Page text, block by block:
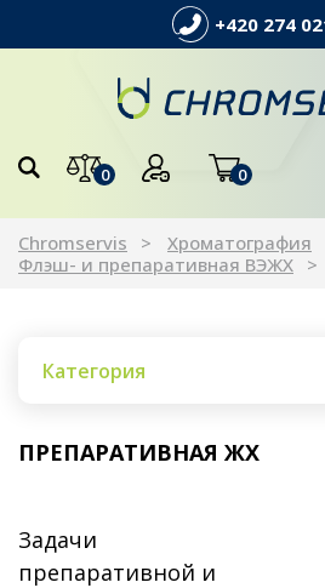
+420 274
0 0
Chromservis
Xроматография
Флэш- и препаративная ВЭЖХ
Категория
ПРЕПАРАТИВНАЯ ЖХ
Задачи
препаративной и